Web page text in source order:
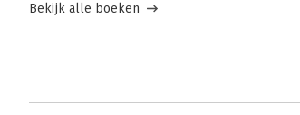
Bekijk alle boeken